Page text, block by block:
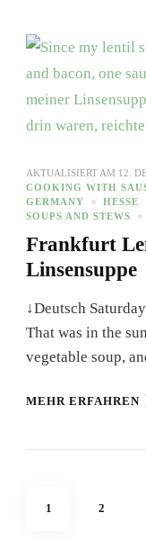
AKTUALISIERT AM 12.
COOKING WITH
GERMANY
HESSE
SOUPS AND STEWS
Frankfurt
Linsensuppe
↓Deutsch
That was in the
vegetable soup,
MEHR ERFAHREN
SEITE
1 SEITE
2